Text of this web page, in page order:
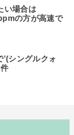
い場合は
の方が高速で
シングルクォ